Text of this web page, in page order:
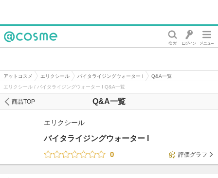
アットコスメ エリクシール バイタライジングウォーター I
Q&A一覧
エリクシール / バイタライジングウォーター I Q&A一覧
Q&A一覧
商品TOP
エリクシール
バイタライジングウォーター I
0
評価グラフ